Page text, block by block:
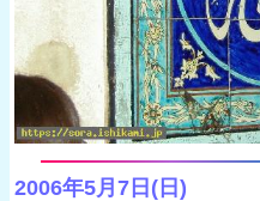
2006年5月7日(日)